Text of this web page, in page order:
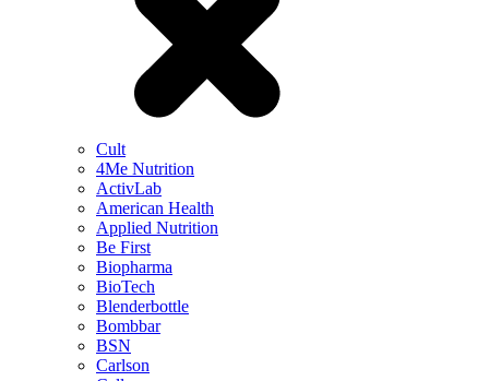
Cult
4Me Nutrition
ActivLab
American Health
Applied Nutrition
Be First
Biopharma
BioTech
Blenderbottle
Bombbar
BSN
Carlson